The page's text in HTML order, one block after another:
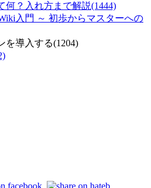
何？入れ方まで解説(1444)
入門 ～ 初歩からマスターへの
を導入する(1204)